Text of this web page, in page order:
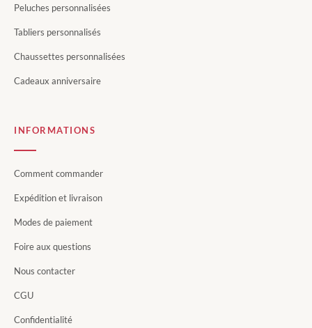
Peluches personnalisées
Tabliers personnalisés
Chaussettes personnalisées
Cadeaux anniversaire
INFORMATIONS
Comment commander
Expédition et livraison
Modes de paiement
Foire aux questions
Nous contacter
CGU
Confidentialité